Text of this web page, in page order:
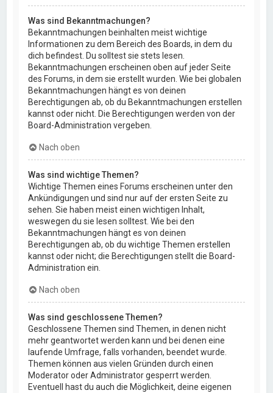
Was sind Bekanntmachungen?
Bekanntmachungen beinhalten meist wichtige
Informationen zu dem Bereich des Boards, in dem du
dich befindest. Du solltest sie stets lesen.
Bekanntmachungen erscheinen oben auf jeder Seite
des Forums, in dem sie erstellt wurden. Wie bei globalen
Bekanntmachungen hängt es von deinen
Berechtigungen ab, ob du Bekanntmachungen erstellen
kannst oder nicht. Die Berechtigungen werden von der
Board-Administration vergeben.
Nach oben
Was sind wichtige Themen?
Wichtige Themen eines Forums erscheinen unter den
Ankündigungen und sind nur auf der ersten Seite zu
sehen. Sie haben meist einen wichtigen Inhalt,
weswegen du sie lesen solltest. Wie bei den
Bekanntmachungen hängt es von deinen
Berechtigungen ab, ob du wichtige Themen erstellen
kannst oder nicht; die Berechtigungen stellt die Board-
Administration ein.
Nach oben
Was sind geschlossene Themen?
Geschlossene Themen sind Themen, in denen nicht
mehr geantwortet werden kann und bei denen eine
laufende Umfrage, falls vorhanden, beendet wurde.
Themen können aus vielen Gründen durch einen
Moderator oder Administrator gesperrt werden.
Eventuell hast du auch die Möglichkeit, deine eigenen